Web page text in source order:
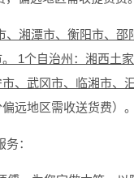
、湘潭市、衡阳市、
1个自治州：湘西土
、武冈市、临湘市、
偏远地区需收送货费）。
：